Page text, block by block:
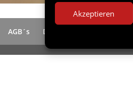
Akzeptieren
AGB´s Datenschutz